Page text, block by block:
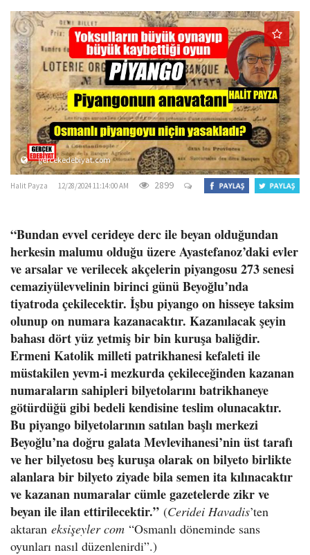
n
gercekedebiyat.com
Halit Payza 12/28/2024 11:14:00 AM 2899
“Bundan evvel cerideye derc ile beyan olduğundan
herkesin malumu olduğu üzere Ayastefanoz’daki evler
ve arsalar ve verilecek akçelerin piyangosu 273 senesi
cemaziyülevvelinin birinci günü Beyoğlu’nda
tiyatroda çekilecektir. İşbu piyango on hisseye taksim
olunup on numara kazanacaktır. Kazanılacak şeyin
bahası dört yüz yetmiş bir bin kuruşa baliğdir.
Ermeni Katolik milleti patrikhanesi kefaleti ile
müstakilen yevm-i mezkurda çekileceğinden kazanan
numaraların sahipleri bilyetolarını batrikhaneye
götürdüğü gibi bedeli kendisine teslim olunacaktır.
Bu piyango bilyetolarının satılan başlı merkezi
Beyoğlu’na doğru galata Mevlevihanesi’nin üst tarafı
ve her bilyetosu beş kuruşa olarak on bilyeto birlikte
alanlara bir bilyeto ziyade bila semen ita kılınacaktır
ve kazanan numaralar cümle gazetelerde zikr ve
beyan ile ilan ettirilecektir.” (Ceridei Havadis’ten
aktaran eksişeyler com “Osmanlı döneminde sans
oyunları nasıl düzenlenirdi”.)